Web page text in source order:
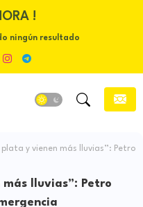
!
ningún resultado
y vienen más lluvias”: Petro
lluvias”: Petro